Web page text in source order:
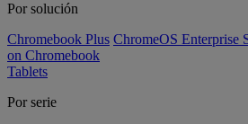
Por solución
Chromebook Plus ChromeOS Enterprise
on Chromebook
Tablets
Por serie